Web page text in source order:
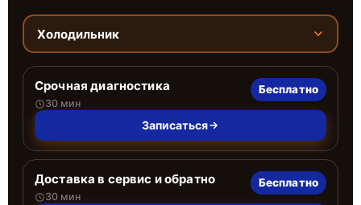
Холодильник
Срочная диагностика
30 мин
Бесплатно
Записаться
Доставка в сервис и обратно
30 мин
Бесплатно